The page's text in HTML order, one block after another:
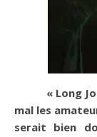
« Long
mal les
serait bien